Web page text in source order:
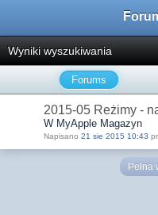
Wyniki wyszukiwania
Forums
2015-05 Reżimy -
W MyApple Magazyn
Napisano 21 sie 2015 10:43
Pełna